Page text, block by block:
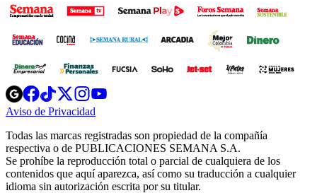
Opens
in
new
Opens
in
new
Opens
in
new
window
Opens
new
windowwindow
Aviso de Privacidad
new
window
Todas las marcas registradas son propiedad de la compañía
respectiva o de PUBLICACIONES SEMANA S.A.
Se prohíbe la reproducción total o parcial de cualquiera de los
contenidos que aquí aparezca, así como su traducción a cualquier
idioma sin autorización escrita por su titular.